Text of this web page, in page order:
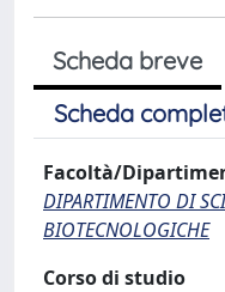
Scheda breve
Scheda
Facoltà/
DIPARTIMENTO DI
BIOTECNOLOGICHE
Corso di studio